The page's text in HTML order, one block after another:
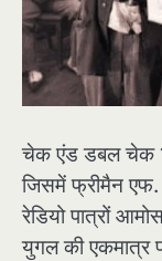
चेक एंड डबल चेक
जिसमें फ्रीमैन एफ.
रेडियो पात्रों
युगल की एकमात्र